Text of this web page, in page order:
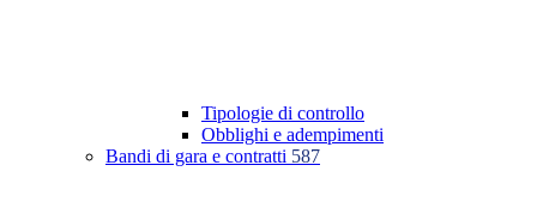
Tipologie di controllo
Obblighi e adempimenti
Bandi di gara e contratti 587